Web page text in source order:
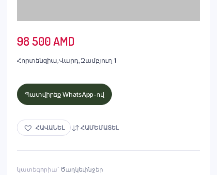
98 500AMD
Հորտենզիա,Վարդ,Զամբյուղ 1
Պատվիրեք WhatsApp-ով
ՀԱՎԱՆԵԼ ՀԱՄԵՄԱՏԵԼ
կատեգորիա` Ծաղկեփնջեր